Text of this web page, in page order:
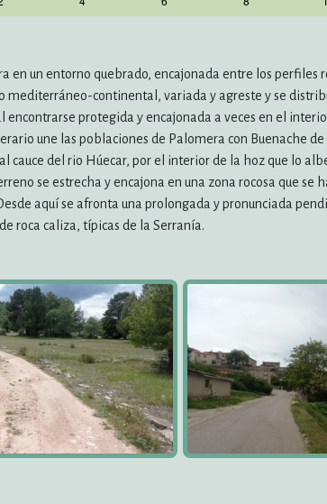
en un entorno quebrado, encajonada entre los perfiles
mediterráneo-continental, variada y agreste y se
encontrarse protegida y encajonada a veces en el
une las poblaciones de Palomera con Buenache
cauce del rio Húecar, por el interior de la hoz que lo
se estrecha y encajona en una zona rocosa que
aquí se afronta una prolongada y pronunciada
roca caliza, típicas de la Serranía.